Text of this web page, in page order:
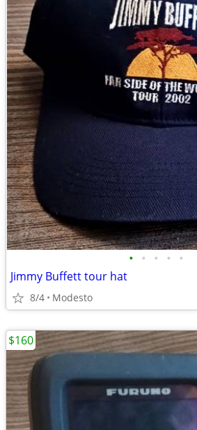
• • • • •
Jimmy Buffett tour hat
8/4 Modesto
$160